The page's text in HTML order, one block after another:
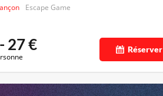
Escape Game
27€ Réserver